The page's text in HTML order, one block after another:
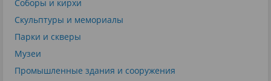
Соборы и кирхи
Скульптуры и мемориалы
Парки и скверы
Музеи
Промышленные здания и сооружения